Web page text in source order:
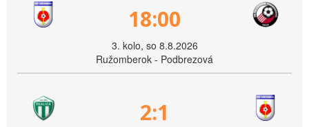
18:00
3. kolo, so 8.8.2026
Ružomberok - Podbrezová
2:1